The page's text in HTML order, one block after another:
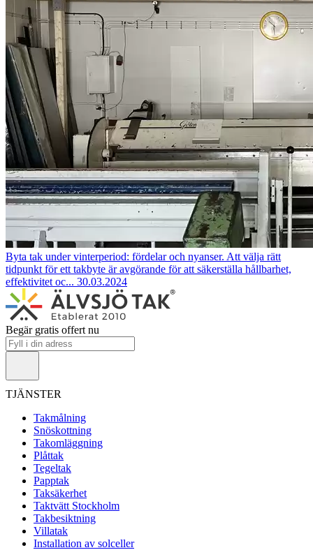
Byta tak under vinterperiod: fördelar och nyanser. Att välja rätt
tidpunkt för ett takbyte är avgörande för att säkerställa hållbarhet,
effektivitet oc... 30.03.2024
Begär gratis offert nu
TJÄNSTER
Takmålning
Snöskottning
Takomläggning
Plåttak
Tegeltak
Papptak
Taksäkerhet
Taktvätt Stockholm
Takbesiktning
Villatak
Installation av solceller